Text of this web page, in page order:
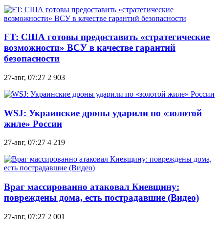
FT: США готовы предоставить «стратегические
возможности» ВСУ в качестве гарантий
безопасности
27-авг, 07:27 2 903
WSJ: Украинские дроны ударили по «золотой
жиле» России
27-авг, 07:27 4 219
Враг массированно атаковал Киевщину:
повреждены дома, есть пострадавшие (Видео)
27-авг, 07:27 2 001